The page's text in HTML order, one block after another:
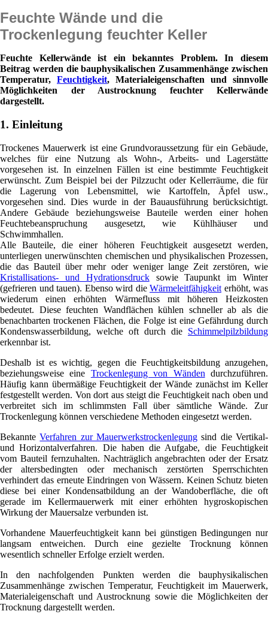
Feuchte Wände und die
Trockenlegung feuchter Keller
Feuchte Kellerwände ist ein bekanntes Problem. In diesem
Beitrag werden die bauphysikalischen Zusammenhänge zwischen
Temperatur, Feuchtigkeit, Materialeigenschaften und sinnvolle
Möglichkeiten der Austrocknung feuchter Kellerwände
dargestellt.
1. Einleitung
Trockenes Mauerwerk ist eine Grundvoraussetzung für ein Gebäude,
welches für eine Nutzung als Wohn-, Arbeits- und Lagerstätte
vorgesehen ist. In einzelnen Fällen ist eine bestimmte Feuchtigkeit
erwünscht. Zum Beispiel bei der Pilzzucht oder Kellerräume, die für
die Lagerung von Lebensmittel, wie Kartoffeln, Äpfel usw.,
vorgesehen sind. Dies wurde in der Bauausführung berücksichtigt.
Andere Gebäude beziehungsweise Bauteile werden einer hohen
Feuchtebeanspruchung ausgesetzt, wie Kühlhäuser und
Schwimmhallen.
Alle Bauteile, die einer höheren Feuchtigkeit ausgesetzt werden,
unterliegen unerwünschten chemischen und physikalischen Prozessen,
die das Bauteil über mehr oder weniger lange Zeit zerstören, wie
Kristallisations- und Hydrationsdrucksowie Taupunkt im Winter
(gefrieren und tauen). Ebenso wird die Wärmeleitfähigkeit erhöht, was
wiederum einen erhöhten Wärmefluss mit höheren Heizkosten
bedeutet. Diese feuchten Wandflächen kühlen schneller ab als die
benachbarten trockenen Flächen, die Folge ist eine Gefährdung durch
Kondenswasserbildung, welche oft durch die Schimmelpilzbildung
erkennbar ist.
Deshalb ist es wichtig, gegen die Feuchtigkeitsbildung anzugehen,
beziehungsweise eine Trockenlegung von Wänden durchzuführen.
Häufig kann übermäßige Feuchtigkeit der Wände zunächst im Keller
festgestellt werden. Von dort aus steigt die Feuchtigkeit nach oben und
verbreitet sich im schlimmsten Fall über sämtliche Wände. Zur
Trockenlegung können verschiedene Methoden eingesetzt werden.
BekannteVerfahren zur Mauerwerkstrockenlegung sind die Vertikal-
und Horizontalverfahren. Die haben die Aufgabe, die Feuchtigkeit
vom Bauteil fernzuhalten. Nachträglich angebrachten oder der Ersatz
der altersbedingten oder mechanisch zerstörten Sperrschichten
verhindert das erneute Eindringen von Wässern. Keinen Schutz bieten
diese bei einer Kondensatbildung an der Wandoberfläche, die oft
gerade im Kellermauerwerk mit einer erhöhten hygroskopischen
Wirkung der Mauersalze verbunden ist.
Vorhandene Mauerfeuchtigkeit kann bei günstigen Bedingungen nur
langsam entweichen. Durch eine gezielte Trocknung können
wesentlich schneller Erfolge erzielt werden.
In den nachfolgenden Punkten werden die bauphysikalischen
Zusammenhänge zwischen Temperatur, Feuchtigkeit im Mauerwerk,
Materialeigenschaft und Austrocknung sowie die Möglichkeiten der
Trocknung dargestellt werden.